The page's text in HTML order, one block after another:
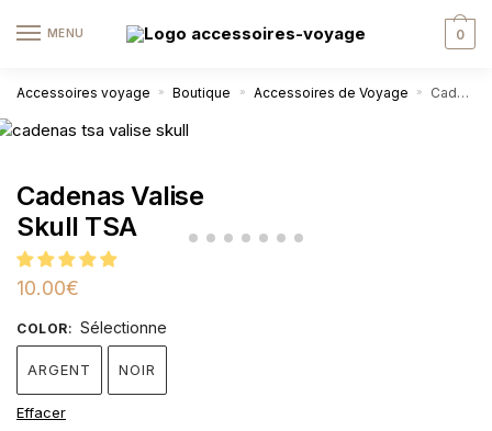
MENU 0
Accessoires voyage » Boutique » Accessoires de Voyage » Cadenas Valise Skull TSA
Cadenas Valise
Skull TSA
10.00€
COLOR: Sélectionne
ARGENT NOIR
Effacer